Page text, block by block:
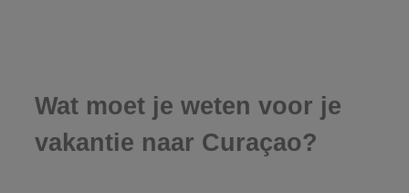
Wat moet je weten voor je
vakantie naar Curaçao?